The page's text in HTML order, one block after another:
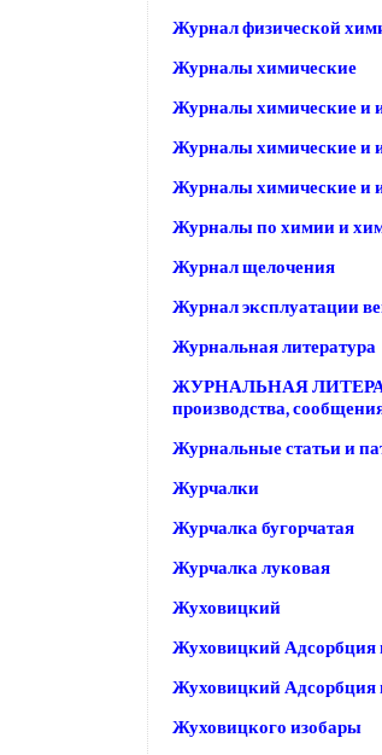
Журнал физической
Журналы химические
Журналы химические и
Журналы химические и
Журналы химические и
Журналы по химии и
Журнал щелочения
Журнал эксплуатации
Журнальная литература
ЖУРНАЛЬНАЯ
производства,
Журнальные статьи и
Журчалки
Журчалка бугорчатая
Журчалка луковая
Жуховицкий
Жуховицкий Адсорбция
Жуховицкий Адсорбция
Жуховицкого изобары